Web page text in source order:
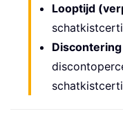
Looptijd